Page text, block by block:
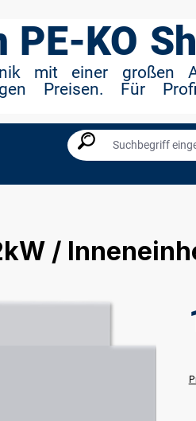
KO
mit einer großen
Preisen. Für
/